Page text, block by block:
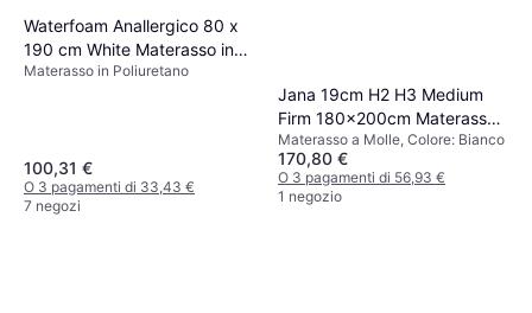
Waterfoam Anallergico 80 x
190 cm White Materasso in
Poliuretano
Materasso in Poliuretano
100,31 €
O 3 pagamenti di 33,43 €
7 negozi
Jana 19cm H2 H3 Medium
Firm 180x200cm Materasso
a Molle
Materasso a Molle, Colore: Bianco
170,80 €
O 3 pagamenti di 56,93 €
1 negozio